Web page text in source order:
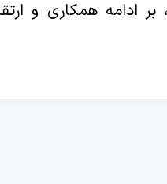
بر ادامه همکاری و